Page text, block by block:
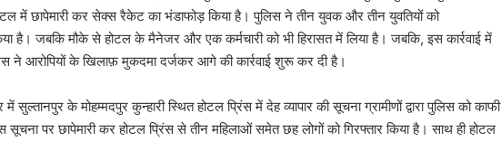
में छापेमारी कर सेक्स रैकेट का भंडाफोड़ किया है। पुलिस ने तीन युवक और तीन युवतियों को
है। जबकि मौके से होटल के मैनेजर और एक कर्मचारी को भी हिरासत में लिया है। जबकि, इस कार्रवाई में
ने आरोपियों के खिलाफ़ मुकदमा दर्जकर आगे की कार्रवाई शुरू कर दी है।
सुल्तानपुर के मोहम्मदपुर कुन्हारी स्थित होटल प्रिंस में देह व्यापार की सूचना ग्रामीणों द्वारा पुलिस को काफी
सूचना पर छापेमारी कर होटल प्रिंस से तीन महिलाओं समेत छह लोगों को गिरफ्तार किया है। साथ ही होटल